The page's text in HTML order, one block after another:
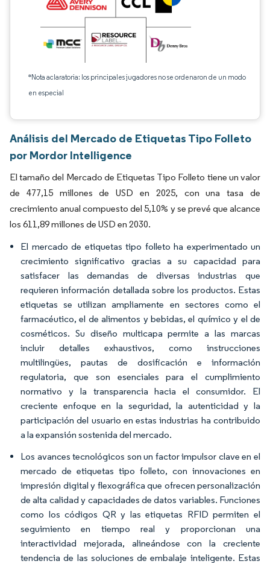
*Nota aclaratoria: los principales jugadores no se ordenaron de un modo
en especial
Análisis del Mercado de Etiquetas Tipo Folleto
por Mordor Intelligence
El tamaño del Mercado de Etiquetas Tipo Folleto tiene un valor
de 477,15 millones de USD en 2025, con una tasa de
crecimiento anual compuesto del 5,10% y se prevé que alcance
los 611,89 millones de USD en 2030.
El mercado de etiquetas tipo folleto ha experimentado un
crecimiento significativo gracias a su capacidad para
satisfacer las demandas de diversas industrias que
requieren información detallada sobre los productos. Estas
etiquetas se utilizan ampliamente en sectores como el
farmacéutico, el de alimentos y bebidas, el químico y el de
cosméticos. Su diseño multicapa permite a las marcas
incluir detalles exhaustivos, como instrucciones
multilingües, pautas de dosificación e información
regulatoria, que son esenciales para el cumplimiento
normativo y la transparencia hacia el consumidor. El
creciente enfoque en la seguridad, la autenticidad y la
participación del usuario en estas industrias ha contribuido
a la expansión sostenida del mercado.
Los avances tecnológicos son un factor impulsor clave en el
mercado de etiquetas tipo folleto, con innovaciones en
impresión digital y flexográfica que ofrecen personalización
de alta calidad y capacidades de datos variables. Funciones
como los códigos QR y las etiquetas RFID permiten el
seguimiento en tiempo real y proporcionan una
interactividad mejorada, alineándose con la creciente
tendencia de las soluciones de embalaje inteligente. Estas